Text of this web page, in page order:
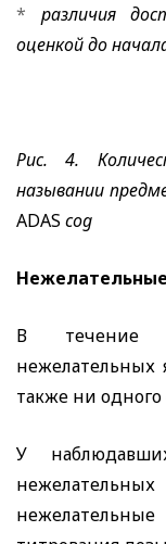
* различия
оценкой до
Рис. 4.
назывании
ADAS cog
В течение
нежелательных
также ни
У